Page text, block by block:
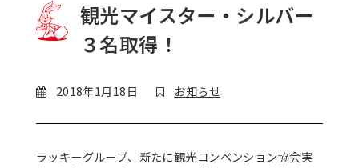
観光マイスター・シルバー
３名取得！
2018年1月18日 お知らせ
ラッキーグループ、新たに観光コンベンション協会実